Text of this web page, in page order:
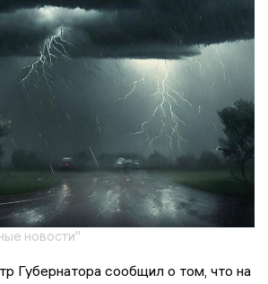
новости"
Губернатора сообщил о том, что на